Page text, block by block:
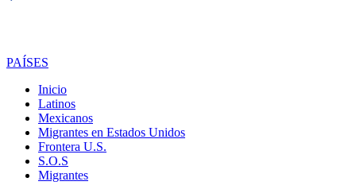
PAÍSES
Inicio
Latinos
Mexicanos
Migrantes en Estados Unidos
Frontera U.S.
S.O.S
Migrantes